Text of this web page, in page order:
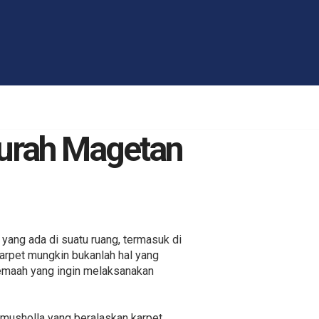
Magetan
ada di suatu ruang, termasuk di
mungkin bukanlah hal yang
yang ingin melaksanakan